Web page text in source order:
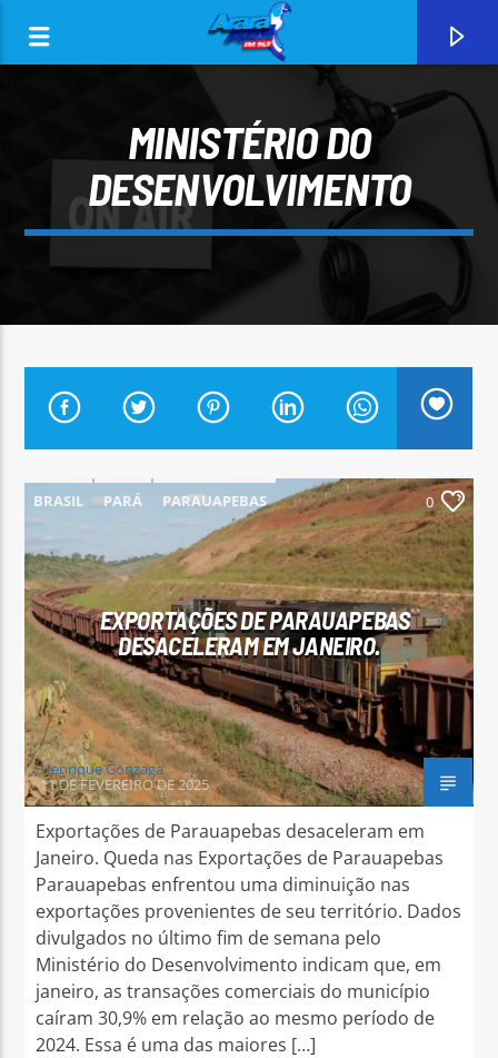
CURRENT TRACK
ARARA AZUL FM 96,9
Arara Azul FM
MINISTÉRIO DO
DESENVOLVIMENTO
BRASIL PARÁ PARAUAPEBAS 0
EXPORTAÇÕES DE PARAUAPEBAS
DESACELERAM EM JANEIRO.
Henrique Gonzaga
11 DE FEVEREIRO DE 2025
Exportações de Parauapebas desaceleram em
Janeiro. Queda nas Exportações de Parauapebas
Parauapebas enfrentou uma diminuição nas
exportações provenientes de seu território. Dados
divulgados no último fim de semana pelo
Ministério do Desenvolvimento indicam que, em
janeiro, as transações comerciais do município
caíram 30,9% em relação ao mesmo período de
2024. Essa é uma das maiores […]